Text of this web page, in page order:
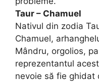
Taur – Chamuel
Nativul din zodia
Chamuel,
Mândru, orgolios,
reprezentantul
nevoie să fie ghidat